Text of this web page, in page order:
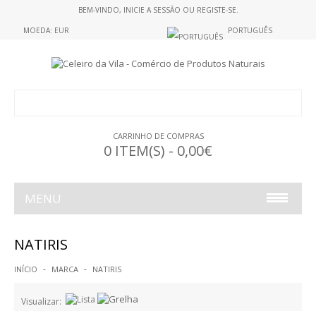
BEM-VINDO, INICIE A SESSÃO OU REGISTE-SE.
MOEDA: EUR PORTUGUÊS
CARRINHO DE COMPRAS
0 ITEM(S) - 0,00€
MENU
GELATINAS
NATIRIS
INÍCIO MARCA NATIRIS
Visualizar: